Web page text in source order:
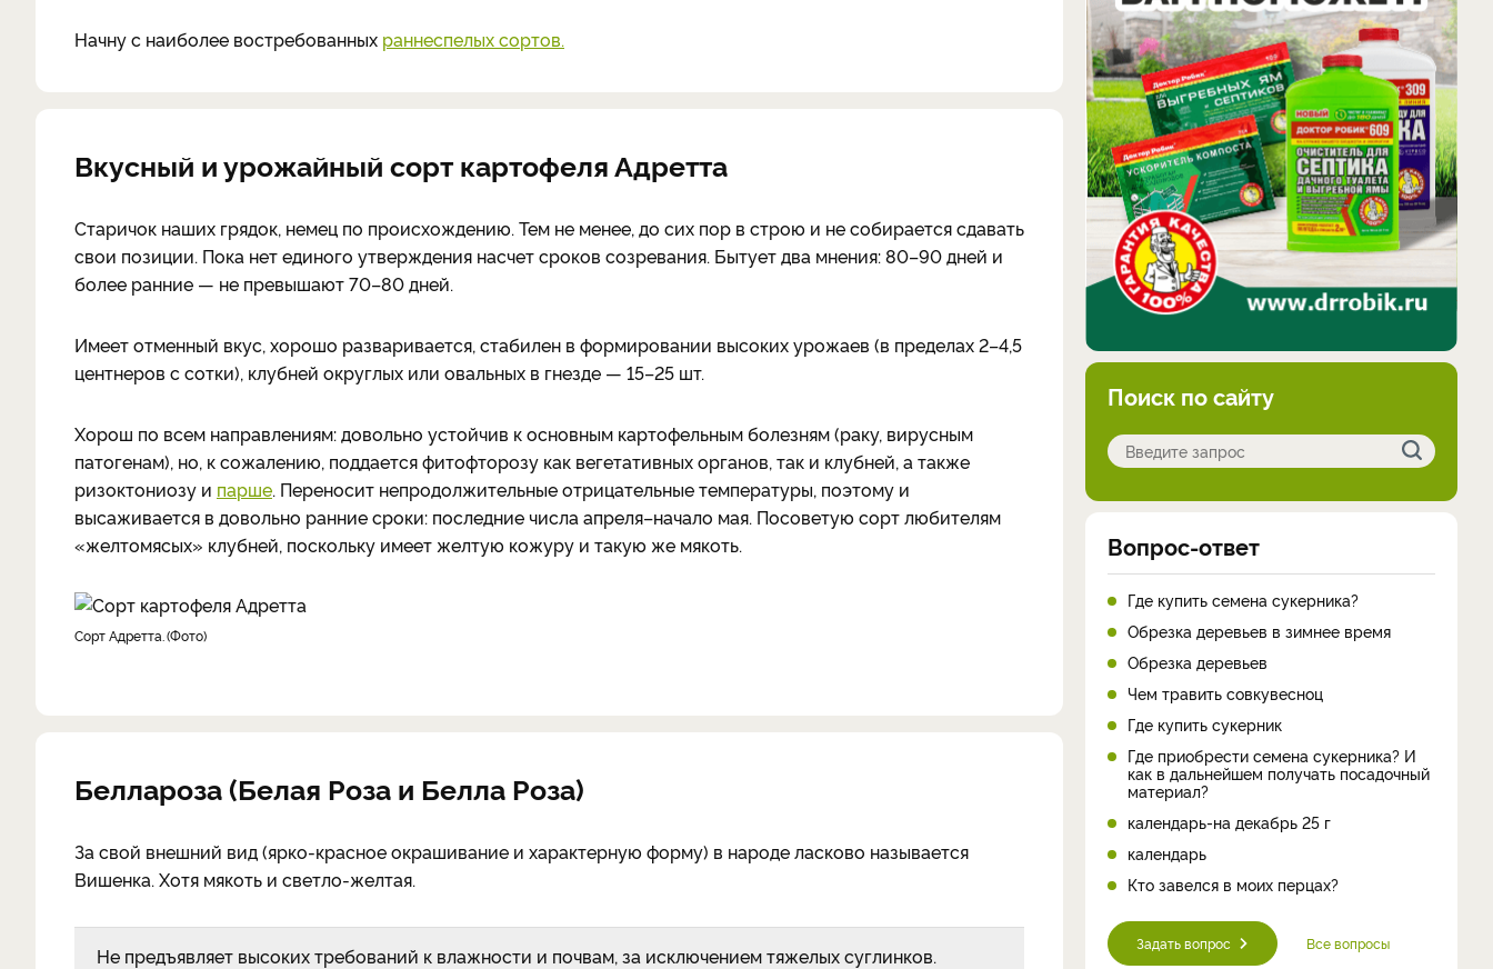
Начну с наиболее востребованных раннеспелых сортов.
Вкусный и урожайный сорт картофеля Адретта
Старичок наших грядок, немец по происхождению. Тем не менее, до сих пор в строю и не собирается сдавать
свои позиции. Пока нет единого утверждения насчет сроков созревания. Бытует два мнения: 80–90 дней и
более ранние — не превышают 70–80 дней.
Имеет отменный вкус, хорошо разваривается, стабилен в формировании высоких урожаев (в пределах 2–4,5
центнеров с сотки), клубней округлых или овальных в гнезде — 15–25 шт.
Хорош по всем направлениям: довольно устойчив к основным картофельным болезням (раку, вирусным
патогенам), но, к сожалению, поддается фитофторозу как вегетативных органов, так и клубней, а также
ризоктониозу и парше. Переносит непродолжительные отрицательные температуры, поэтому и
высаживается в довольно ранние сроки: последние числа апреля–начало мая. Посоветую сорт любителям
«желтомясых» клубней, поскольку имеет желтую кожуру и такую же мякоть.
Сорт Адретта. Фото
Беллароза (Белая Роза и Белла Роза)
За свой внешний вид (ярко-красное окрашивание и характерную форму) в народе ласково называется
Вишенка. Хотя мякоть и светло-желтая.
Не предъявляет высоких требований к влажности и почвам, за исключением тяжелых суглинков.
Поиск по сайту
Вопрос-ответ
Где купить семена сукерника?
Обрезка деревьев в зимнее время
Обрезка деревьев
Чем травить совкувесноц
Где купить сукерник
Где приобрести семена сукерника? И
как в дальнейшем получать посадочный
материал?
календарь-на декабрь 25 г
календарь
Кто завелся в моих перцах?
Задать вопрос Все вопросы